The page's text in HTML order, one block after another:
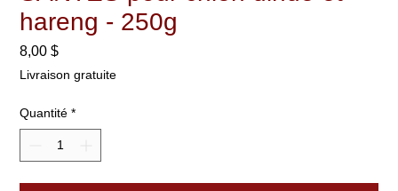
hareng - 250g
8,00 $Prix
Livraison gratuite
Quantité *